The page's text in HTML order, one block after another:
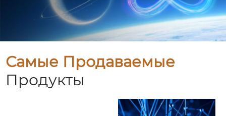
Самые Продаваемые
Продукты